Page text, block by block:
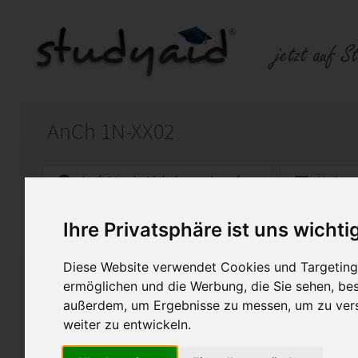
Ihre Privatsphäre ist uns
Diese Website verwendet Cookies und
ermöglichen und die Werbung, die Sie sehen,
außerdem, um Ergebnisse zu messen, um zu
weiter zu entwickeln.
AnCh 1N-XX02
Auf StudyAid.de verkaufen
Startseite Sonstiges
AnCh 1N-XX02 Note 1,0
Die Lösung wurde von mir
Bitte nur als Hilfestellung
Note 1 (97/100P)